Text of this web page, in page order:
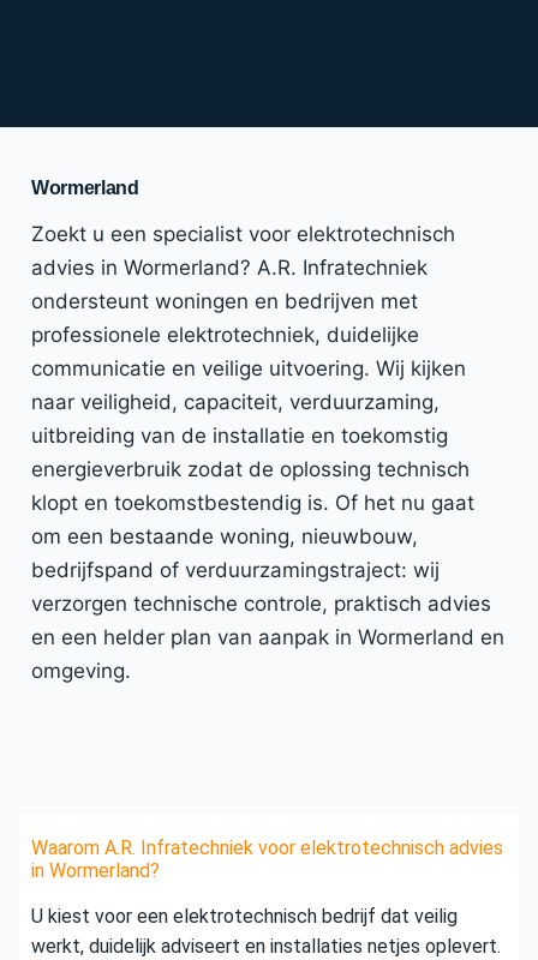
Wormerland
Zoekt u een specialist voor elektrotechnisch
advies in Wormerland? A.R. Infratechniek
ondersteunt woningen en bedrijven met
professionele elektrotechniek, duidelijke
communicatie en veilige uitvoering. Wij kijken
naar veiligheid, capaciteit, verduurzaming,
uitbreiding van de installatie en toekomstig
energieverbruik zodat de oplossing technisch
klopt en toekomstbestendig is. Of het nu gaat
om een bestaande woning, nieuwbouw,
bedrijfspand of verduurzamingstraject: wij
verzorgen technische controle, praktisch advies
en een helder plan van aanpak in Wormerland en
omgeving.
Waarom A.R. Infratechniek voor elektrotechnisch advies
in Wormerland?
U kiest voor een elektrotechnisch bedrijf dat veilig
werkt, duidelijk adviseert en installaties netjes oplevert.